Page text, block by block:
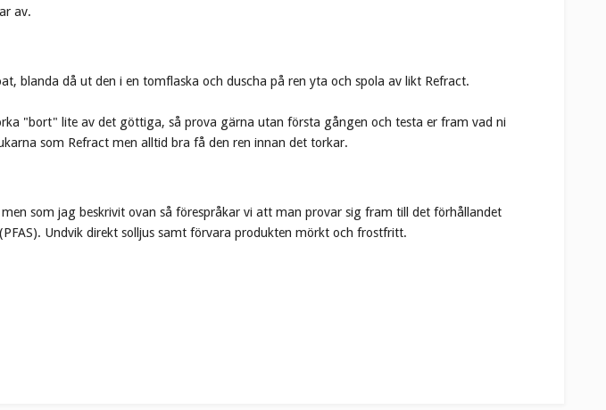
av.
blanda då ut den i en tomflaska och duscha på ren yta och spola av likt Refract.
"bort" lite av det göttiga, så prova gärna utan första gången och testa er fram vad ni
som Refract men alltid bra få den ren innan det torkar.
som jag beskrivit ovan så förespråkar vi att man provar sig fram till det förhållandet
Undvik direkt solljus samt förvara produkten mörkt och frostfritt.